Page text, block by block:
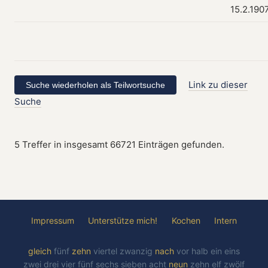
Link zu dieser
Suche
5 Treffer in insgesamt 66721 Einträgen gefunden.
Impressum Unterstütze mich! Kochen Intern
gleich fünf zehn viertel zwanzig nach vor halb ein eins
zwei drei vier fünf sechs sieben acht neun zehn elf zwölf